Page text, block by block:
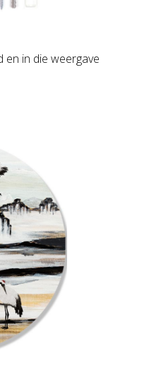
en in die weergave